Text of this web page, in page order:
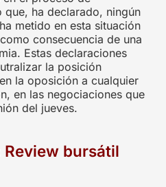
que, ha declarado, ningún
metido en esta situación
consecuencia de una
Estas declaraciones
la posición
la oposición a cualquier
en las negociaciones que
del jueves.
bursátil